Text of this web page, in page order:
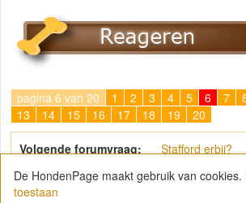
pagina 6 van 20 1 2 3 4 5 6 7
13
14 15 16 17 18 19 20
Volgende forumvraag:
Stafford erbij?
De HondenPage maakt gebruik van cookies.
toestaan